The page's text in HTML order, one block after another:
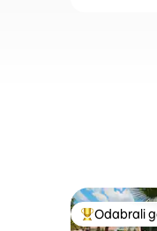
Među
Odabrali